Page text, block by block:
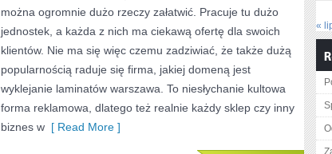
ZDOBYĆ
ROZGŁOS
można ogromnie dużo rzeczy załatwić. Pracuje tu dużo
jednostek, a każda z nich ma ciekawą ofertę dla swoich
klientów. Nie ma się więc czemu zadziwiać, że także dużą
popularnością raduje się firma, jakiej domeną jest
wyklejanie laminatów warszawa. To niesłychanie kultowa
forma reklamowa, dlatego też realnie każdy sklep czy inny
biznes w [ Read More ]
«